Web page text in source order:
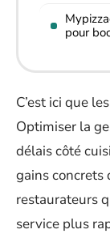
pour
C’est ici que
Optimiser la
délais côté
gains concrets
restaurateurs
service plus